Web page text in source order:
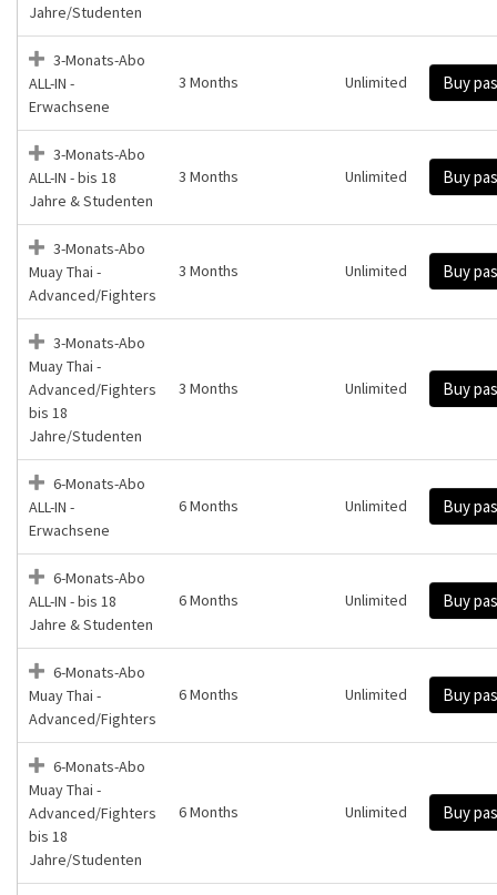
Jahre/Studenten
3-Monats-Abo
ALL-IN -
Erwachsene
3 Months Unlimited Buy
3-Monats-Abo
ALL-IN - bis 18
Jahre & Studenten
3 Months Unlimited Buy
3-Monats-Abo
Muay Thai -
Advanced/Fighters
3 Months Unlimited Buy
3-Monats-Abo
Muay Thai -
Advanced/Fighters
bis 18
Jahre/Studenten
3 Months Unlimited Buy
6-Monats-Abo
ALL-IN -
Erwachsene
6 Months Unlimited Buy
6-Monats-Abo
ALL-IN - bis 18
Jahre & Studenten
6 Months Unlimited Buy
6-Monats-Abo
Muay Thai -
Advanced/Fighters
6 Months Unlimited Buy
6-Monats-Abo
Muay Thai -
Advanced/Fighters
bis 18
Jahre/Studenten
6 Months Unlimited Buy